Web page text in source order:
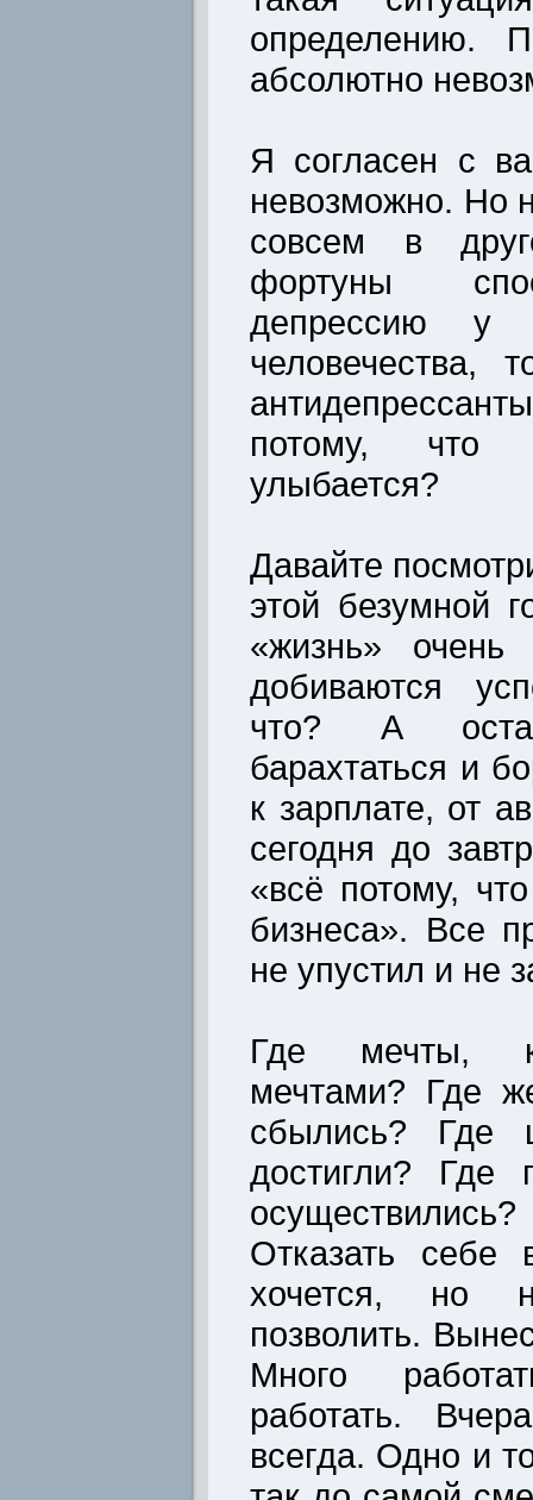
определению.
абсолютно
Я согласен с
невозможно. Но
совсем в
фортуны
депрессию у
человечества,
потому,
улыбается?
Давайте
этой безумной
«жизнь»
добиваются
что? А
барахтаться и
к зарплате, от
сегодня до
«всё потому,
бизнеса». Все
не упустил и не
Где мечты,
мечтами? Где
сбылись? Где
достигли? Где
Отказать
хочется, но
позволить.
Много
работать.
всегда. Одно и